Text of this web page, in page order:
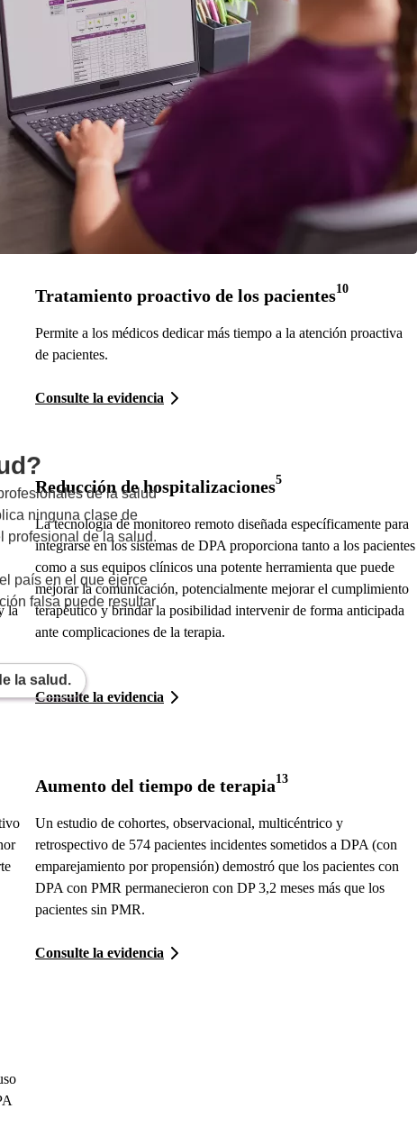
Tratamiento proactivo de los pacientes10
Permite a los médicos dedicar más tiempo a la atención proactiva
de pacientes.
Consulte la evidencia
la
Reducción de hospitalizaciones5
La tecnología de monitoreo remoto diseñada específicamente para
integrarse en los sistemas de DPA proporciona tanto a los pacientes
como a sus equipos clínicos una potente herramienta que puede
mejorar la comunicación, potencialmente mejorar el cumplimiento
terapéutico y brindar la posibilidad intervenir de forma anticipada
ante complicaciones de la terapia.
Consulte la evidencia
Aumento del tiempo de terapia13
Un estudio de cohortes, observacional, multicéntrico y
retrospectivo de 574 pacientes incidentes sometidos a DPA (con
emparejamiento por propensión) demostró que los pacientes con
DPA con PMR permanecieron con DP 3,2 meses más que los
pacientes sin PMR.
Consulte la evidencia
de la salud
ninguna clase de
profesional de la salud.
país en el que ejerce
falsa puede resultar
la salud.